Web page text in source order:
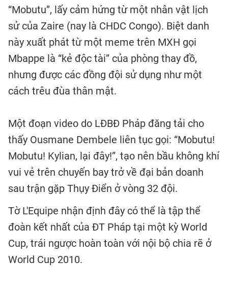
“Mobutu”, lấy cảm hứng từ một nhân vật lịch
sử của Zaire (nay là CHDC Congo). Biệt danh
này xuất phát từ một meme trên MXH gọi
Mbappe là “kẻ độc tài” của phòng thay đồ,
nhưng được các đồng đội sử dụng như một
cách trêu đùa thân mật.
Một đoạn video do LĐBĐ Pháp đăng tải cho
thấy Ousmane Dembele liên tục gọi: “Mobutu!
Mobutu! Kylian, lại đây!”, tạo nên bầu không khí
vui vẻ trên chuyến bay trở về đại bản doanh
sau trận gặp Thụy Điển ở vòng 32 đội.
Tờ L'Equipe nhận định đây có thể là tập thể
đoàn kết nhất của ĐT Pháp tại một kỳ World
Cup, trái ngược hoàn toàn với nội bộ chia rẽ ở
World Cup 2010.